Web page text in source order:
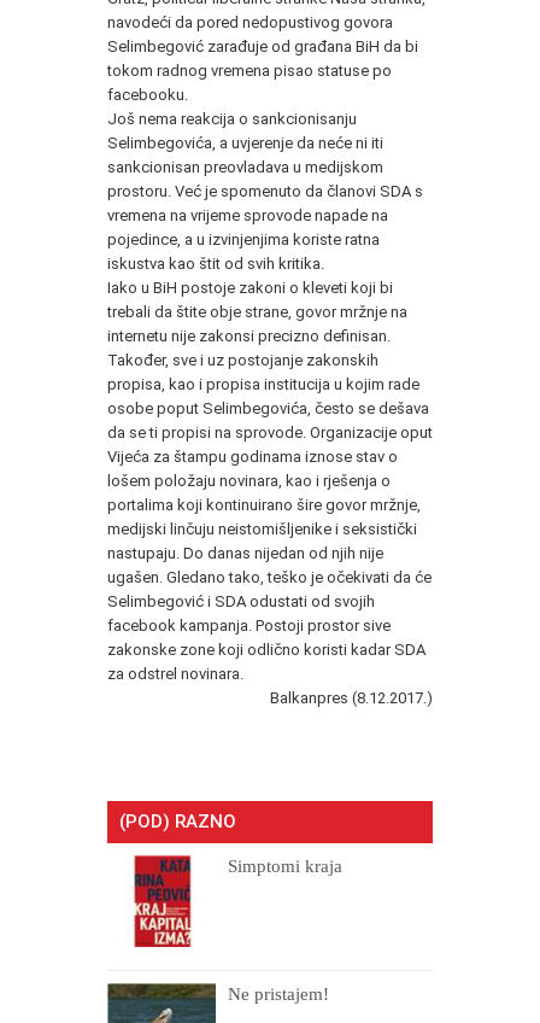
navodeći da pored nedopustivog govora
Selimbegović zarađuje od građana BiH da bi
tokom radnog vremena pisao statuse po
facebooku.
Još nema reakcija o sankcionisanju
Selimbegovića, a uvjerenje da neće ni iti
sankcionisan preovladava u medijskom
prostoru. Već je spomenuto da članovi SDA s
vremena na vrijeme sprovode napade na
pojedince, a u izvinjenjima koriste ratna
iskustva kao štit od svih kritika.
Iako u BiH postoje zakoni o kleveti koji bi
trebali da štite obje strane, govor mržnje na
internetu nije zakonsi precizno definisan.
Također, sve i uz postojanje zakonskih
propisa, kao i propisa institucija u kojim rade
osobe poput Selimbegovića, često se dešava
da se ti propisi na sprovode. Organizacije oput
Vijeća za štampu godinama iznose stav o
lošem položaju novinara, kao i rješenja o
portalima koji kontinuirano šire govor mržnje,
medijski linčuju neistomišljenike i seksistički
nastupaju. Do danas nijedan od njih nije
ugašen. Gledano tako, teško je očekivati da će
Selimbegović i SDA odustati od svojih
facebook kampanja. Postoji prostor sive
zakonske zone koji odlično koristi kadar SDA
za odstrel novinara.
Balkanpres (8.12.2017.)
(POD) RAZNO
Simptomi kraja
Ne pristajem!